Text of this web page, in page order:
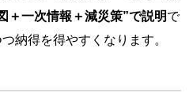
＋一次情報＋減災策”で説明で
納得を得やすくなります。